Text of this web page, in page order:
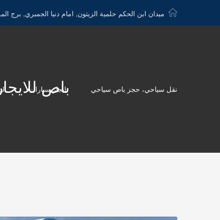
ميدان ابن الحكم حلمية الزيتون, امام دنيا الجمبري, برج
نقل سياحي، حجز باص سياحي ايجار سيارات
باص للايجار الى